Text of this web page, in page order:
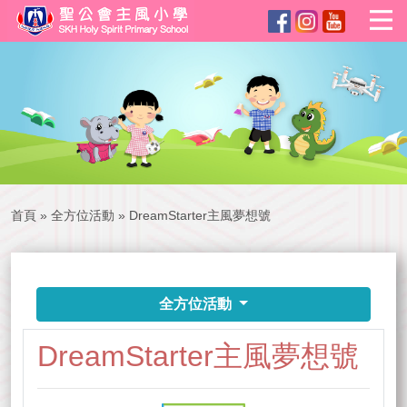
首頁 » 全方位活動 » DreamStarter主風夢想號
全方位活動
DreamStarter主風夢想號